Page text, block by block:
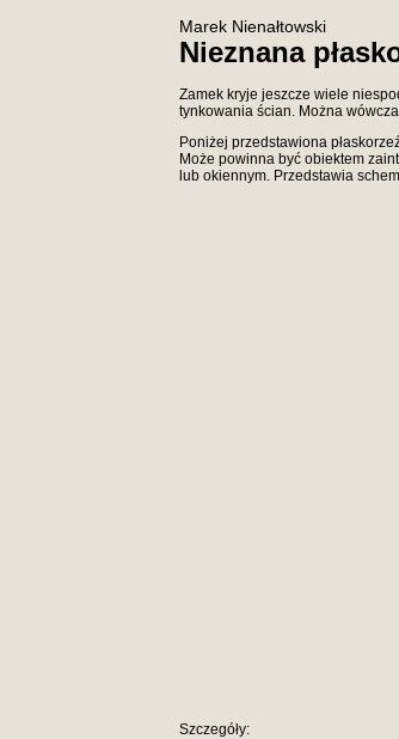
Marek Nienałtowski
Nieznana
Zamek kryje jeszcze wiele
tynkowania ścian. Można
Poniżej przedstawiona
Może powinna być obiektem
lub okiennym. Przedstawia
Szczegóły: